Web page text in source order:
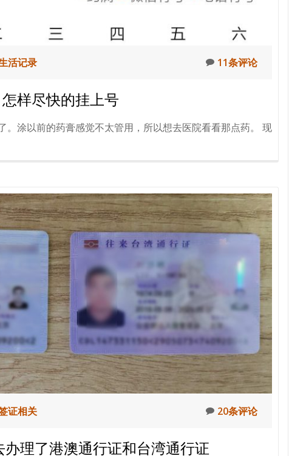
论
客
b
活记录 11条评论
样尽快的挂上号
。涂以前的药膏感觉不太管用，所以想去医院看看那点药。 现
证相关 20条评论
理了港澳通行证和台湾通行证